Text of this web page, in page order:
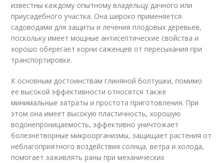
известны каждому опытному владельцу дачного или
приусадебного участка. Она широко применяется
садоводами для защиты и лечения плодовых деревьев,
поскольку имеет мощные антисептические свойства и
хорошо оберегает корни саженцев от пересыхания при
транспортировке.
К основным достоинствам глиняной болтушки, помимо
ее высокой эффективности относятся также
минимальные затраты и простота приготовления. При
этом она имеет высокую пластичность, хорошую
водонепроницаемость, эффективно уничтожает
болезнетворные микроорганизмы, защищает растения от
неблагоприятного воздействия солнца, ветра и холода,
помогает заживлять раны при механических